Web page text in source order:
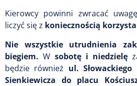
Kierowcy powinni zwracać
liczyć się z koniecznością
Nie wszystkie utrudnienia
biegiem. W sobotę i niedzielę
będzie również ul.
Sienkiewicza do placu